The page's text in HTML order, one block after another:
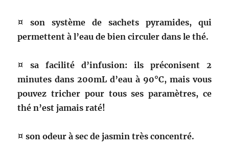
¤ son système de sachets pyramides, qui
permettent à l’eau de bien circuler dans le thé.
¤ sa facilité d’infusion: ils préconisent 2
minutes dans 200mL d’eau à 90°C, mais vous
pouvez tricher pour tous ses paramètres, ce
thé n’est jamais raté!
¤ son odeur à sec de jasmin très concentré.